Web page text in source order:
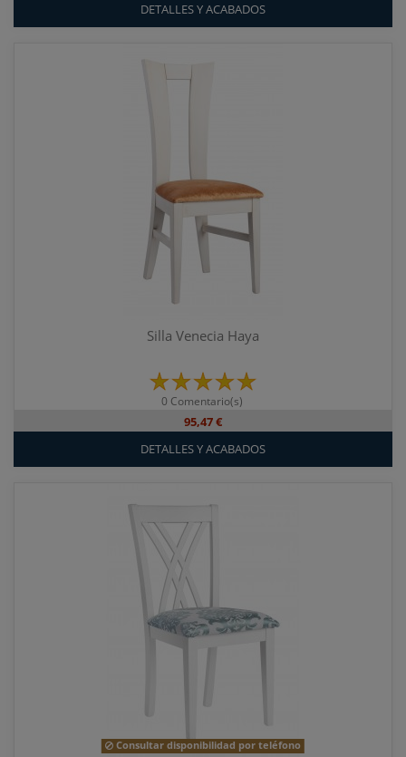
DETALLES Y ACABADOS
Silla Venecia Haya
0 Comentario(s)
95,47 €
DETALLES Y ACABADOS
Consultar disponibilidad por teléfono